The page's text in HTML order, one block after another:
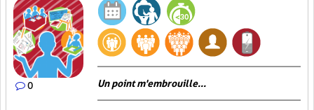
0 Un point m'embrouille...